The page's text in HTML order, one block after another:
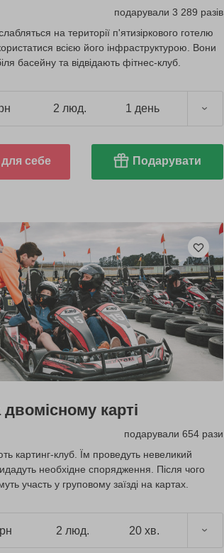
подарували 3 289 разів
на території п'ятизіркового готелю
всією його інфраструктурою. Вони
басейну та відвідають фітнес-клуб.
2 люд. 1 день
себе Подарувати
двомісному карті
подарували 654 рази
картинг-клуб. Їм проведуть невеликий
необхідне спорядження. Після чого
участь у груповому заїзді на картах.
2 люд. 20 хв.